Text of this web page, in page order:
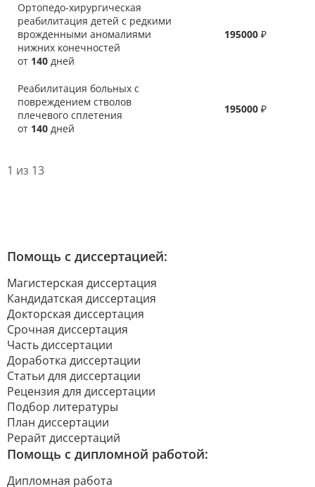
Ортопедо-хирургическая
реабилитация детей с редкими
врожденными аномалиями
нижних конечностей
от 140 дней
195000 ₽
Реабилитация больных с
повреждением стволов
плечевого сплетения
от 140 дней
195000 ₽
1 из 13
Помощь с диссертацией:
Магистерская диссертация
Кандидатская диссертация
Докторская диссертация
Срочная диссертация
Часть диссертации
Доработка диссертации
Статьи для диссертации
Рецензия для диссертации
Подбор литературы
План диссертации
Рерайт диссертаций
Помощь с дипломной работой:
Дипломная работа